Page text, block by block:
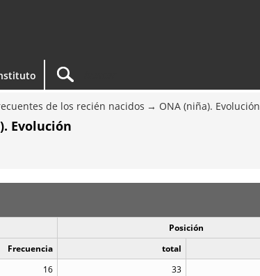
de los recién nacidos ONA (niña). Evolución
Evolución
Posición
Frecuencia
total
16 33